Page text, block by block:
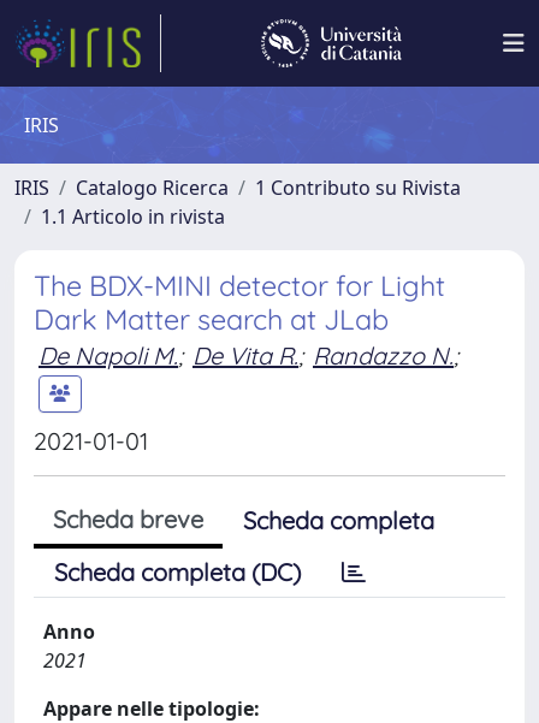
IRIS
IRIS Catalogo Ricerca
1 Contributo su Rivista
1.1 Articolo in rivista
The BDX-MINI detector for Light
Dark Matter search at JLab
De Napoli M.; De Vita R.; Randazzo N.;
2021-01-01
Scheda breve
Scheda completa
Scheda completa (DC)
Anno
2021
Appare nelle tipologie: